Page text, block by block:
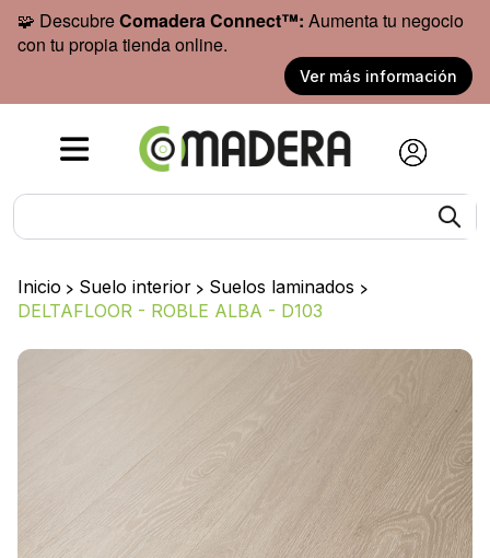
🧩 DescubreComadera Connect™: Aumenta tu negocio
con tu propia tienda online.
Ver más información
Inicio > Suelo interior > Suelos laminados >
DELTAFLOOR - ROBLE ALBA - D103